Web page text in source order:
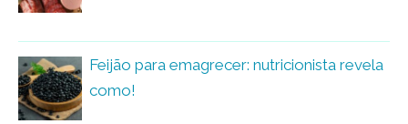
Feijão para emagrecer: nutricionista revela
como!